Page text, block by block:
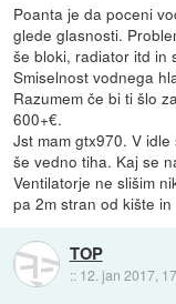
Poanta je da poceni
glede glasnosti.
še bloki, radiator itd in
Smiselnost vodnega
Razumem če bi ti šlo
600+€.
Jst mam gtx970. V
še vedno tiha. Kaj se
Ventilatorje ne slišim
pa 2m stran od kište
TOP
:: 12. jan 2017,